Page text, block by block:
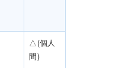
△(個人
間)